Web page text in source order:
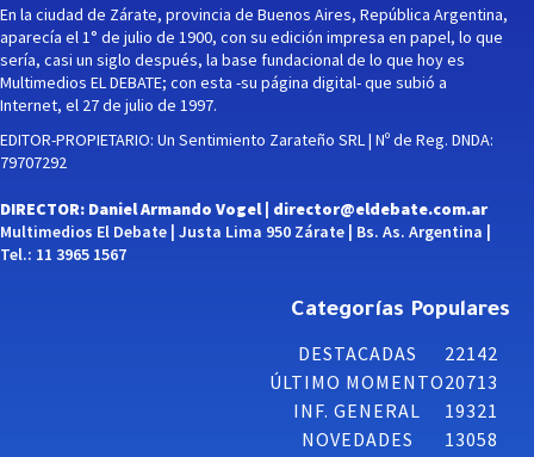
En la ciudad de Zárate, provincia de Buenos Aires, República Argentina,
aparecía el 1° de julio de 1900, con su edición impresa en papel, lo que
sería, casi un siglo después, la base fundacional de lo que hoy es
Multimedios EL DEBATE; con esta -su página digital- que subió a
Internet, el 27 de julio de 1997.
EDITOR-PROPIETARIO: Un Sentimiento Zarateño SRL | Nº de Reg. DNDA:
79707292
DIRECTOR: Daniel Armando Vogel | director@eldebate.com.ar
Multimedios El Debate | Justa Lima 950 Zárate | Bs. As. Argentina |
Tel.: 11 3965 1567
Categorías Populares
DESTACADAS
22142
ÚLTIMO MOMENTO20713
INF. GENERAL
19321
NOVEDADES
13058